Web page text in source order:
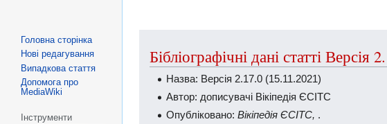
до
навігації
до
пошуку
Бібліографічні дані статті Версія
Назва: Версія 2.17.0 (15.11.2021)
Автор: дописувачі Вікіпедія ЄСІТС
Опубліковано:Вікіпедія ЄСІТС, .
Головна сторінка
Нові редагування
Випадкова стаття
Допомога про
MediaWiki
Інструменти